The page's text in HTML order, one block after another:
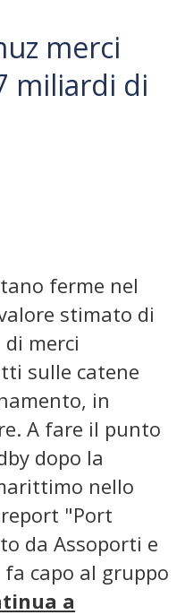
merci
miliardi di
ferme nel
stimato di
merci
sulle catene
in
A fare il punto
dopo la
nello
"Port
da Assoporti e
capo al gruppo
a